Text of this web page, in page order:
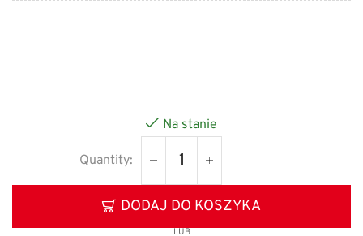
Na stanie
DODAJ DO KOSZYKA
LUB